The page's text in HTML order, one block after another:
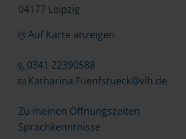
04177 Leipzig
Auf Karte anzeigen
0341 22390588
Katharina.Fuenfstueck@vlh.de
Zu meinen Öffnungszeiten
Sprachkenntnisse